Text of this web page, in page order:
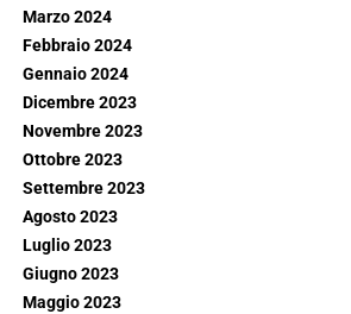
Marzo 2024
Febbraio 2024
Gennaio 2024
Dicembre 2023
Novembre 2023
Ottobre 2023
Settembre 2023
Agosto 2023
Luglio 2023
Giugno 2023
Maggio 2023